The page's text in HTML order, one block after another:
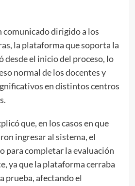
comunicado dirigido a los
la plataforma que soporta la
desde el inicio del proceso, lo
normal de los docentes y
en distintos centros
que, en los casos en que
ingresar al sistema, el
para completar la evaluación
ya que la plataforma cerraba
prueba, afectando el